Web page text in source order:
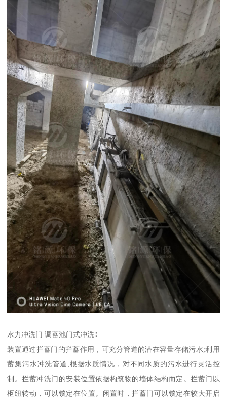
水力冲洗门 调蓄池门式冲洗∶
装置通过拦蓄门的拦蓄作用，可充分管道的潜在容量存储污水;利用
蓄集污水冲洗管道;根据水质情况，对不同水质的污水进行灵活控
制。拦蓄冲洗门的安装位置依据构筑物的墙体结构而定。拦蓄门以
枢纽转动，可以锁定在位置。闲置时，拦蓄门可以锁定在较大开启